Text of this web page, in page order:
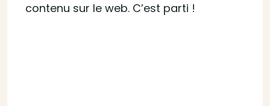
contenu sur le web. C’est parti !